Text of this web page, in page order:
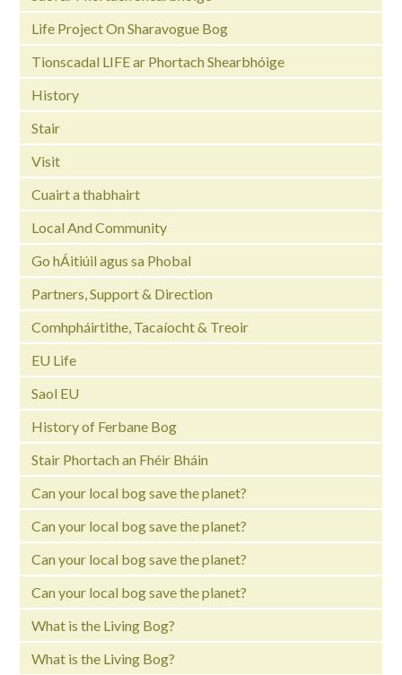
Life Project On Sharavogue Bog
Tionscadal LIFE ar Phortach Shearbhóige
History
Stair
Visit
Cuairt a thabhairt
Local And Community
Go hÁitiúil agus sa Phobal
Partners, Support & Direction
Comhpháirtithe, Tacaíocht & Treoir
EU Life
Saol EU
History of Ferbane Bog
Stair Phortach an Fhéir Bháin
Can your local bog save the planet?
Can your local bog save the planet?
Can your local bog save the planet?
Can your local bog save the planet?
What is the Living Bog?
What is the Living Bog?